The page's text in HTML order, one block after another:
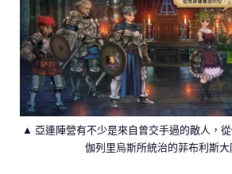
▲ 亞連陣營有不少是來自曾交手過的敵人，
伽列里烏斯所統治的菲布利斯大